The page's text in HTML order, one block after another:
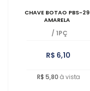
CHAVE BOTAO PBS-29
AMARELA
/ 1PÇ
R$ 6,10
R$ 5,80 à vista